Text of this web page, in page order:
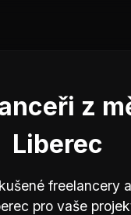
z
Liberec
freelancery
pro vaše